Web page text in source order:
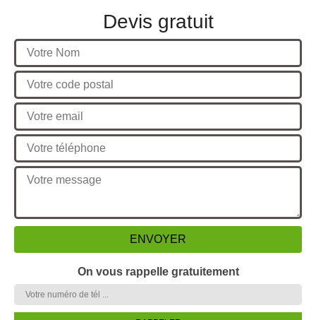
Devis gratuit
On vous rappelle gratuitement